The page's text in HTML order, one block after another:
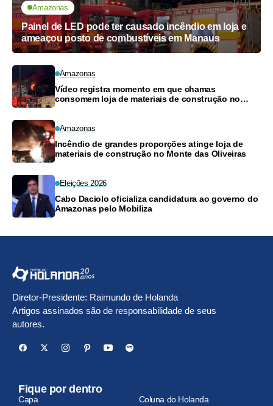
Amazonas
Painel de LED pode ter causado incêndio em loja e
ameaçou posto de combustíveis em Manaus
Amazonas
Vídeo registra momento em que chamas
consomem loja de materiais de construção no
Amazonas
Incêndio de grandes proporções atinge loja de
materiais de construção no Monte das Oliveiras
Eleições 2026
Cabo Daciolo oficializa candidatura ao governo do
Amazonas pelo Mobiliza
Diretor-Presidente: Raimundo de Holanda
Artigos assinados são de responsabilidade de seus
autores.
Fique por dentro
Capa Coluna do Holanda